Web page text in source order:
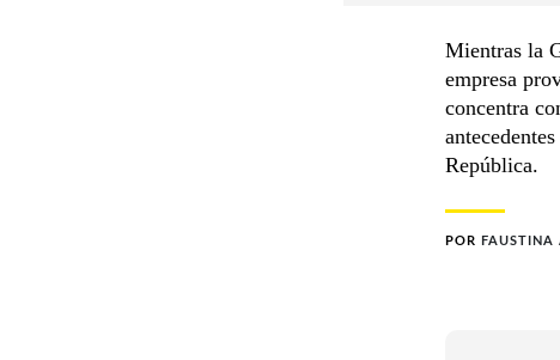
Mientras la
empresa
concentra
República.
POR FAUSTINA